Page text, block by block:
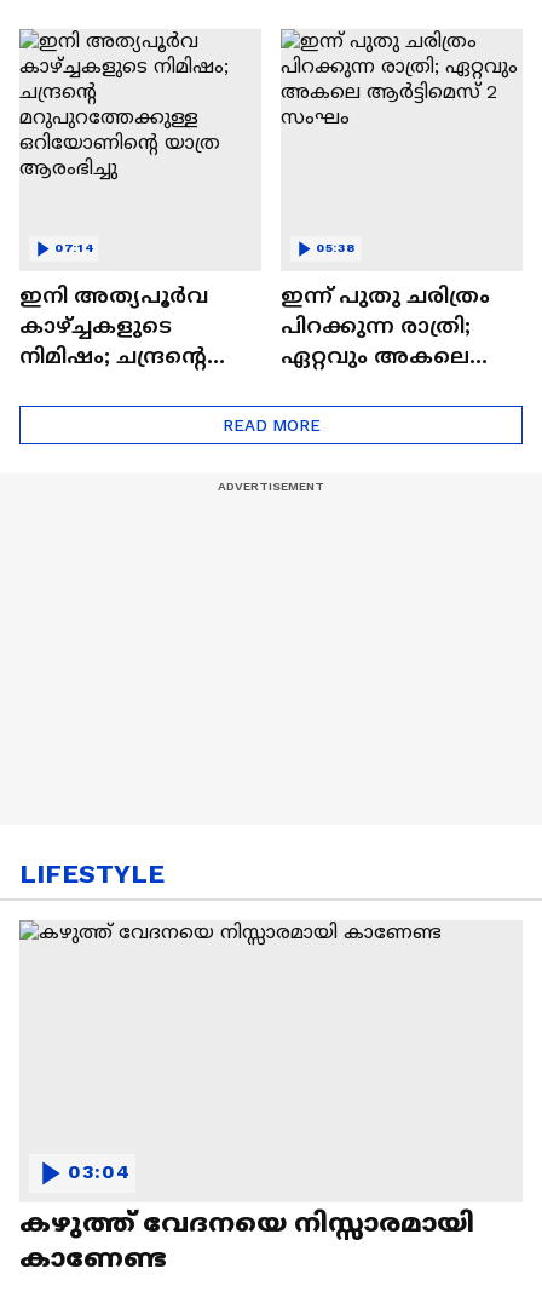
WhatsApp | Tech Talk
Tech Talk
ഇനി അത്യപൂര്‍വ
കാഴ്ച്ചകളുടെ
നിമിഷം; ചന്ദ്രന്റെ
ഒറിയോണിന്റെ യാത്ര
ആരംഭിച്ചു
07:14
ഇന്ന് പുതു ചരിത്രം
പിറക്കുന്ന രാത്രി;
ഏറ്റവും അകലെ
05:38
READ MORE
LIFESTYLE
കഴുത്ത് വേദനയെ നിസ്സാരമായി
കാണേണ്ട
03:04